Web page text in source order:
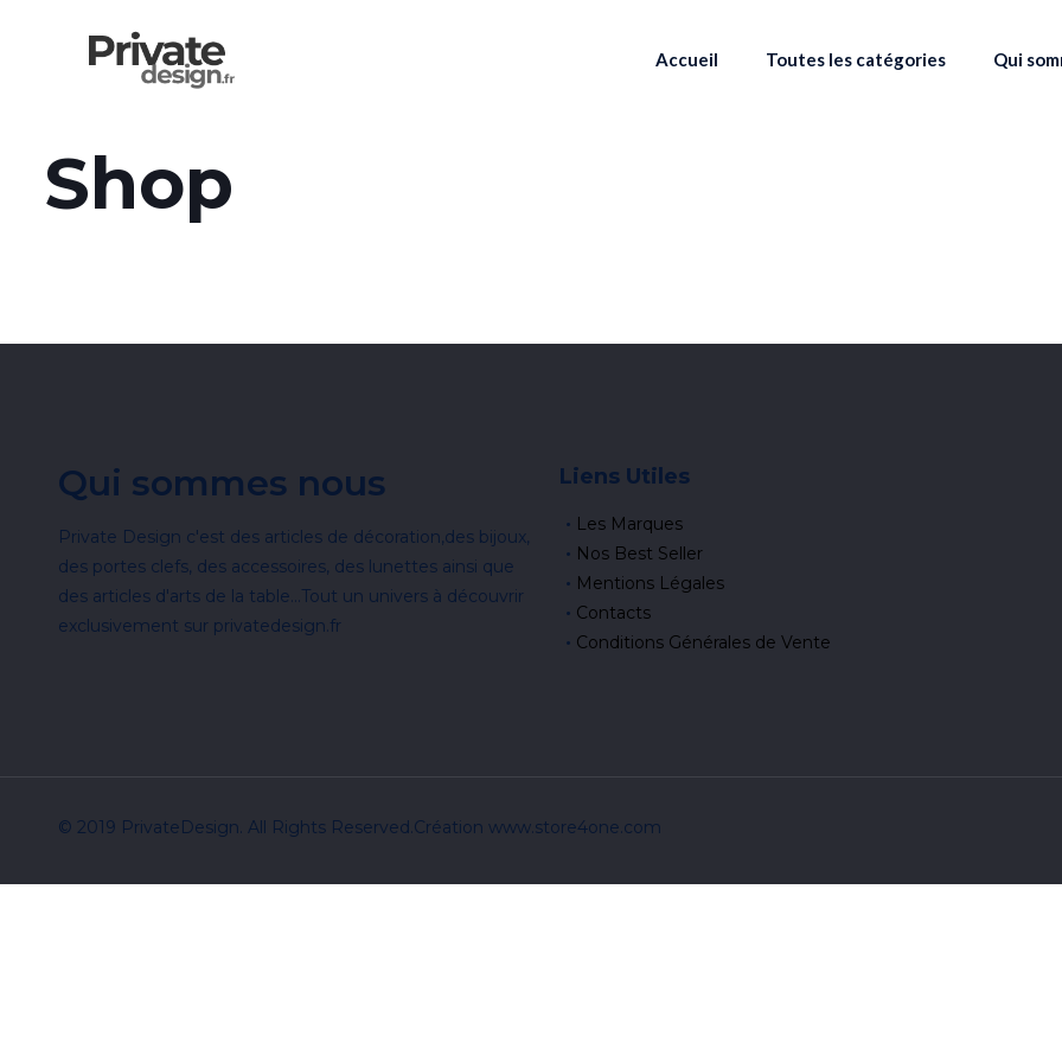
Accueil Toutes les catégories Qui
Shop
Qui sommes nous
Private Design c'est des articles de décoration,des bijoux,
des portes clefs, des accessoires, des lunettes ainsi que
des articles d'arts de la table...Tout un univers à découvrir
exclusivement sur privatedesign.fr
Liens Utiles
Les Marques
Nos Best Seller
Mentions Légales
Contacts
Conditions Générales de Vente
© 2019 PrivateDesign. All Rights Reserved.Création www.store4one.com